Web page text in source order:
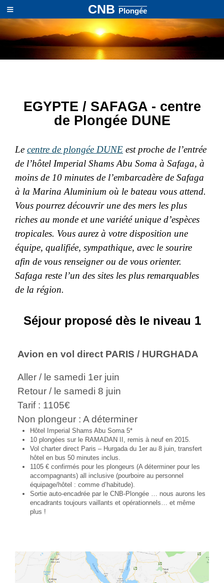
≡ CNBPlongée
EGYPTE / SAFAGA - centre
de Plongée DUNE
Le centre de plongée DUNE est proche de l’entrée
de l’hôtel Imperial Shams Abu Soma à Safaga, à
moins de 10 minutes de l’embarcadère de Safaga
à la Marina Aluminium où le bateau vous attend.
Vous pourrez découvrir une des mers les plus
riches au monde et une variété unique d’espèces
tropicales. Vous aurez à votre disposition une
équipe, qualifiée, sympathique, avec le sourire
afin de vous renseigner ou de vous orienter.
Safaga reste l’un des sites les plus remarquables
de la région.
Séjour proposé dès le niveau 1
Avion en vol direct PARIS / HURGHADA
Aller / le samedi 1er juin
Retour / le samedi 8 juin
Tarif : 1105€
Non plongeur : A déterminer
Hôtel Imperial Shams Abu Soma 5*
10 plongées sur le RAMADAN II, remis à neuf en 2015.
Vol charter direct Paris – Hurgada du 1er au 8 juin, transfert
hôtel en bus 50 minutes inclus.
1105 € confirmés pour les plongeurs (A déterminer pour les
accompagnants) all inclusive (pourboire au personnel
équipage/hôtel : comme d’habitude).
Sortie auto-encadrée par le CNB-Plongée … nous aurons les
encadrants toujours vaillants et opérationnels… et même
plus !